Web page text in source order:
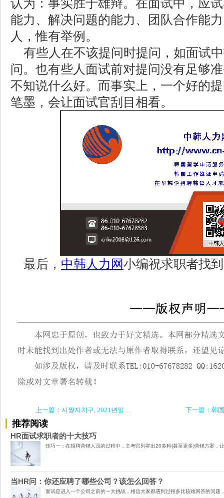
认为：事实胜于雄辩。在面试中，应
能力、解决问题的能力、团队合作能
人，惟有举例。
有些人在不该提问时提问，如面试
问。也有些人面试前对提问没有足够
不知说什么好。而事实上，一个好的
笔墨，会让面试官刮目相看。
最后， 中韩人力网小编祝求职者找
上一篇：시짱자치구, 2021년말 기준 농촌 도로 3만 8200km 신설∙확장…총 941억 위안 투입
推荐阅读
HR面试求职者的十大技巧
技巧一：在招聘营销人员的过程中，主考官列举出20多种(甚至更多)营销方案，
当HR问：你还应聘了哪些公司？该怎么回答？
面试​是进入一个公司之前的一大挑战，相信大家都遇到过很多比较难回答的问